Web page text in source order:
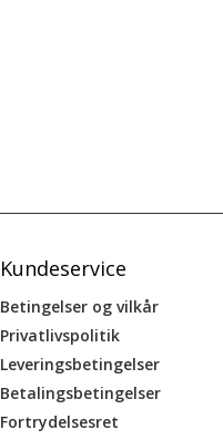
Kundeservice
Betingelser og vilkår
Privatlivspolitik
Leveringsbetingelser
Betalingsbetingelser
Fortrydelsesret